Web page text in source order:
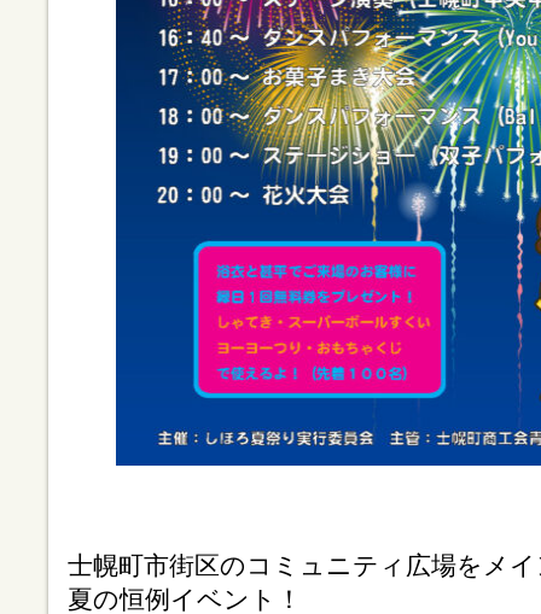
士幌町市街区のコミュニティ広場をメ
夏の恒例イベント！